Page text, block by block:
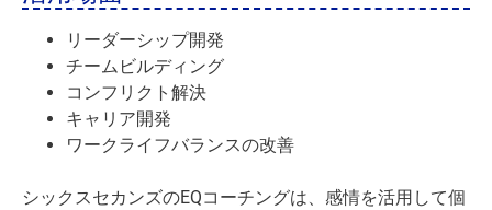
リーダーシップ開発
チームビルディング
コンフリクト解決
キャリア開発
ワークライフバランスの改善
シックスセカンズのEQコーチングは、感情を活用して個